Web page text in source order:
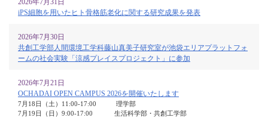
2026年7月31日
iPS細胞を用いたヒト骨格筋老化に関する研究成果を発表
2026年7月30日
共創工学部人間環境工学科藤山真美子研究室が池袋エリアプラットフォ
ームの社会実験「涼感プレイスプロジェクト」に参加
2026年7月21日
OCHADAI OPEN CAMPUS 2026を開催いたします
7月18日（土）11:00-17:00 理学部
7月19日（日）9:00-17:00 生活科学部・共創工学部